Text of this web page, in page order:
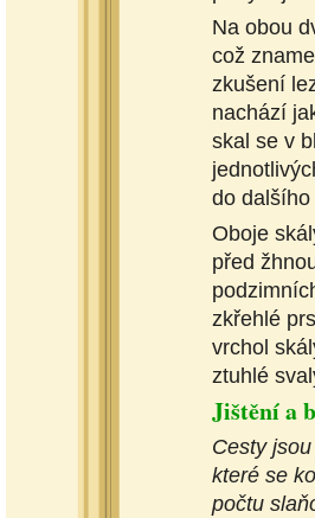
Na obou
což
zkušení
nachází
skal se v
do
Oboje
před
zkřehlé
vrchol
ztuhlé
Jištění a
Cesty
které se
počtu